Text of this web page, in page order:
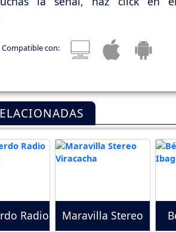
Compatible con:
Radio Maravilla Stereo